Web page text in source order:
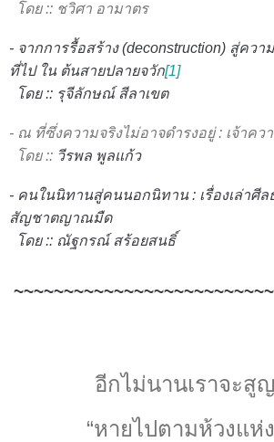
โดย :: ชวิศา อามาตร
- จากการรื้อสร้าง (deconstruction) สู่คว
ที่ไป ใน ต้นสายปลายจวัก[1]
โดย :: รุจีลักษณ์ สีลาเขต
- ณ ที่ซึ่งความจริงไม่อาจดํารงอยู่ : เจ้าคว
โดย :: วีรพล พูลแก้ว
- คนในนิทานสู่คนนอกนิทาน : เรื่องเล่าศีล
สัญชาตญาณมืด
โดย :: ณัฐกรณ์ สร้อยสนธิ์
~~~~~~~~~~
อีกไม่นานเราจะสู
“หายไปตามห้วงแห่